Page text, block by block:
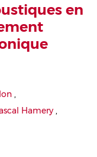
en
,
Hamery ,